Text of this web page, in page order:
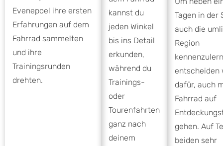
Evenepoel ihre ersten
Erfahrungen auf dem
Fahrrad sammelten
und ihre
Trainingsrunden
drehten.
kannst du
jeden Winkel
bis ins Detail
erkunden,
während du
Trainings-
oder
Tourenfahrten
ganz nach
deinem
Tagen in der
auch die
Region
entscheiden
dafür, auch
Fahrrad auf
gehen. Auf
beiden sehr